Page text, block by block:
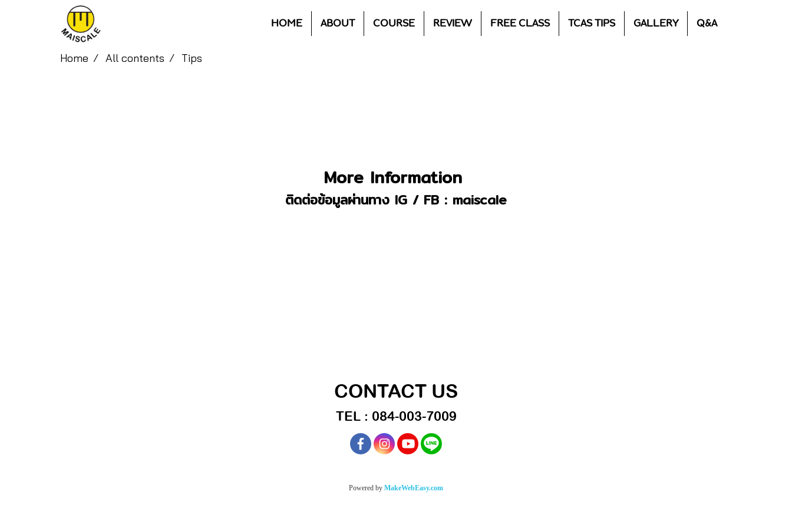
HOME ABOUT COURSE REVIEW FREE CLASS TCAS TIPS GALLERY Q&A
Home All contents Tips
More Information
ติดต่อข้อมูลผ่านทาง IG / FB : maiscale
CONTACT US
TEL : 084-003-7009
Powered by MakeWebEasy.com